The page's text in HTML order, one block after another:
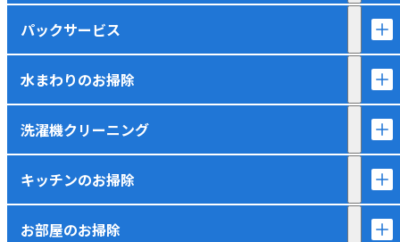
パックサービス
水まわりのお掃除
洗濯機クリーニング
キッチンのお掃除
お部屋のお掃除